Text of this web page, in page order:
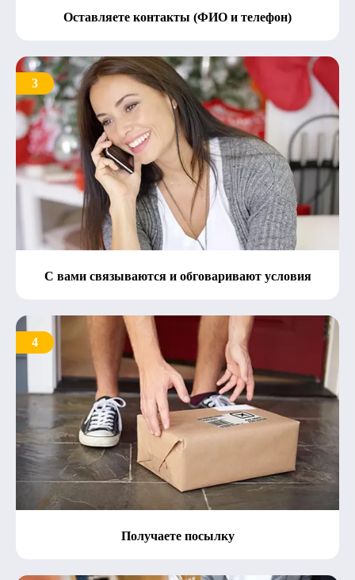
Оставляете контакты (ФИО и телефон)
3
С вами связываются и обговаривают условия
4
Получаете посылку